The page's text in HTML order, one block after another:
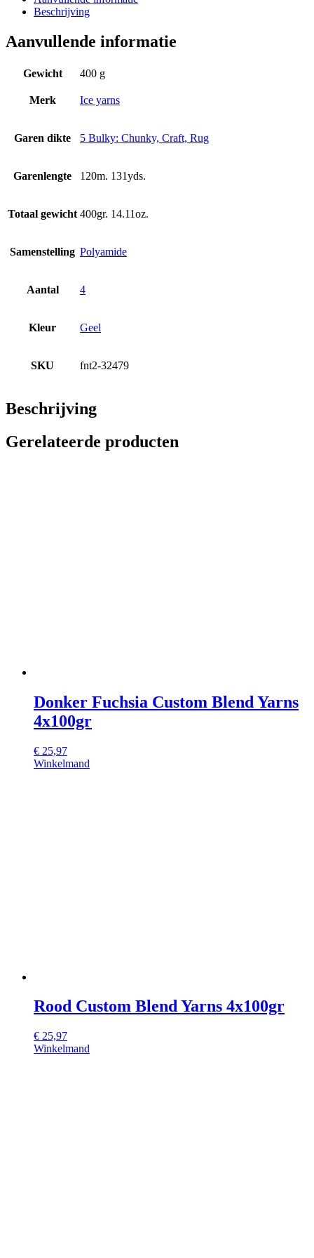
Beschrijving
Aanvullende informatie
Gewicht 400 g
Merk Ice yarns
Garen dikte 5 Bulky: Chunky, Craft, Rug
Garenlengte 120m. 131yds.
Totaal gewicht 400gr. 14.11oz.
Samenstelling Polyamide
Aantal 4
Kleur Geel
SKU fnt2-32479
Beschrijving
Gerelateerde producten
Donker Fuchsia Custom Blend Yarns
4x100gr
€ 25,97
Winkelmand
Rood Custom Blend Yarns 4x100gr
€ 25,97
Winkelmand